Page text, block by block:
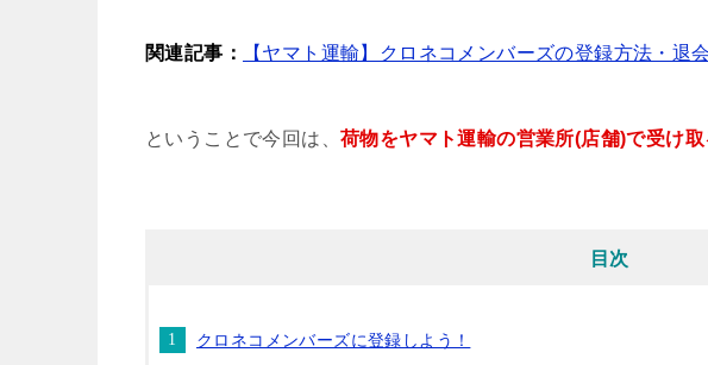
関連記事： 【ヤマト運輸】クロネコメンバーズの登録方法・退
ということで今回は、 荷物をヤマト運輸の営業所(店舗)で受け
目次
クロネコメンバーズに登録しよう！